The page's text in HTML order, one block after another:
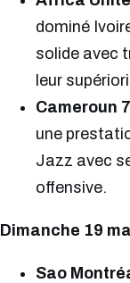
dominé
solide avec
leur
Cameroun
une
Jazz avec
offensive.
Dimanche 19
Sao